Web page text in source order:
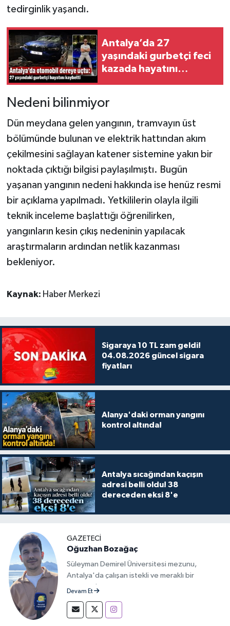
tedirginlik yaşandı.
Antalya’da 27
yaşındaki gurbetçi feci
kazada hayatını
Nedeni bilinmiyor
Dün meydana gelen yangının, tramvayın üst
bölümünde bulunan ve elektrik hattından akım
çekilmesini sağlayan katener sistemine yakın bir
noktada çıktığı bilgisi paylaşılmıştı. Bugün
yaşanan yangının nedeni hakkında ise henüz resmi
bir açıklama yapılmadı. Yetkililerin olayla ilgili
teknik inceleme başlattığı öğrenilirken,
yangınların kesin çıkış nedeninin yapılacak
araştırmaların ardından netlik kazanması
bekleniyor.
Kaynak: Haber Merkezi
Sigaraya 10 TL zam geldi!
04.08.2026 güncel sigara
fiyatları
Alanya'daki orman yangını
kontrol altında!
Antalya sıcağından kaçışın
adresi belli oldu! 38
dereceden eksi 8'e
GAZETECİ
Oğuzhan Bozağaç
Süleyman Demirel Üniversitesi mezunu,
Antalya'da çalışan istekli ve meraklı bir
gazeteci.
Devam Et